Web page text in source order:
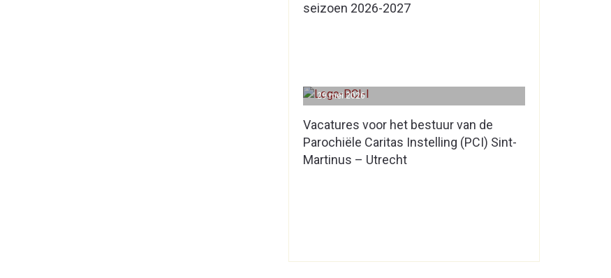
seizoen 2026-2027
Vacatures voor het bestuur van de
Parochiële Caritas Instelling (PCI) Sint-
Martinus – Utrecht
29 mei 2026